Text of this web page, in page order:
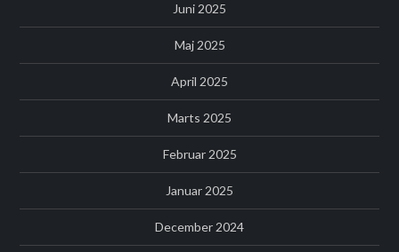
Juni 2025
Maj 2025
April 2025
Marts 2025
Februar 2025
Januar 2025
December 2024